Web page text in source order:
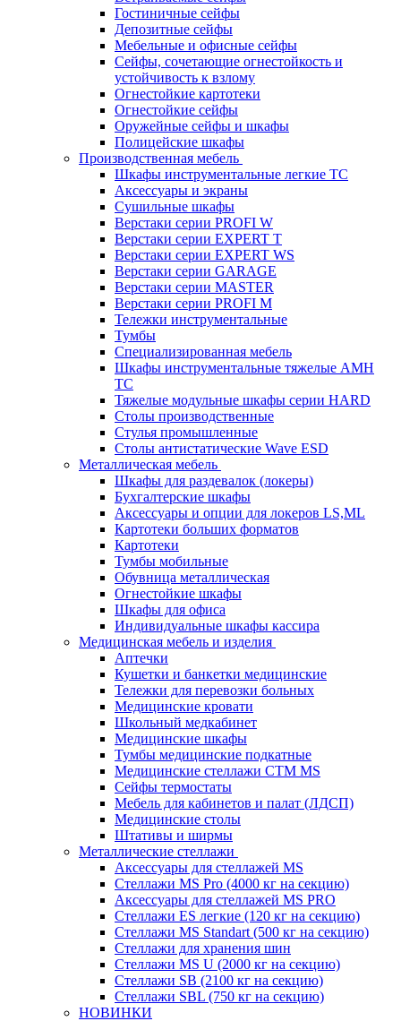
Гостиничные сейфы
Депозитные сейфы
Мебельные и офисные сейфы
Сейфы, сочетающие огнестойкость и
устойчивость к взлому
Огнестойкие картотеки
Огнестойкие сейфы
Оружейные сейфы и шкафы
Полицейские шкафы
Производственная мебель
Шкафы инструментальные легкие ТС
Аксессуары и экраны
Cушильные шкафы
Верстаки серии PROFI W
Верстаки серии EXPERT T
Верстаки серии EXPERT WS
Верстаки серии GARAGE
Верстаки серии MASTER
Верстаки серии PROFI M
Тележки инструментальные
Тумбы
Cпециализированная мебель
Шкафы инструментальные тяжелые AMH
TC
Тяжелые модульные шкафы серии HARD
Столы производственные
Стулья промышленные
Столы антистатические Wave ESD
Металлическая мебель
Шкафы для раздевалок (локеры)
Бухгалтерские шкафы
Аксессуары и опции для локеров LS,ML
Картотеки больших форматов
Картотеки
Тумбы мобильные
Обувница металлическая
Огнестойкие шкафы
Шкафы для офиса
Индивидуальные шкафы кассира
Медицинская мебель и изделия
Аптечки
Кушетки и банкетки медицинские
Тележки для перевозки больных
Медицинские кровати
Школьный медкабинет
Медицинские шкафы
Тумбы медицинские подкатные
Медицинские стеллажи CTM MS
Сейфы термостаты
Мебель для кабинетов и палат (ЛДСП)
Медицинские столы
Штативы и ширмы
Металлические стеллажи
Аксессуары для стеллажей MS
Стеллажи MS Pro (4000 кг на секцию)
Аксессуары для стеллажей MS PRO
Стеллажи ES легкие (120 кг на секцию)
Стеллажи MS Standart (500 кг на секцию)
Стеллажи для хранения шин
Стеллажи MS U (2000 кг на секцию)
Стеллажи SB (2100 кг на секцию)
Стеллажи SBL (750 кг на секцию)
НОВИНКИ